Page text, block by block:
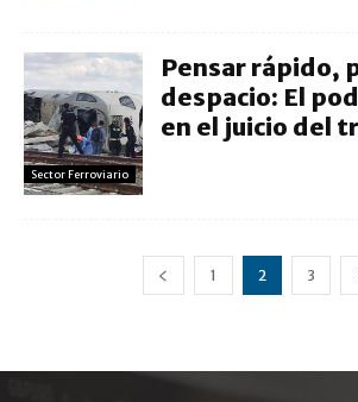
Sector Ferroviario
Pensar rápido,
despacio: El
en el juicio del
1 2 3